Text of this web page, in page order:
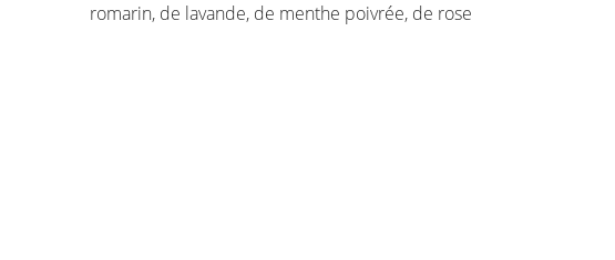
romarin, de lavande, de menthe poivrée, de rose